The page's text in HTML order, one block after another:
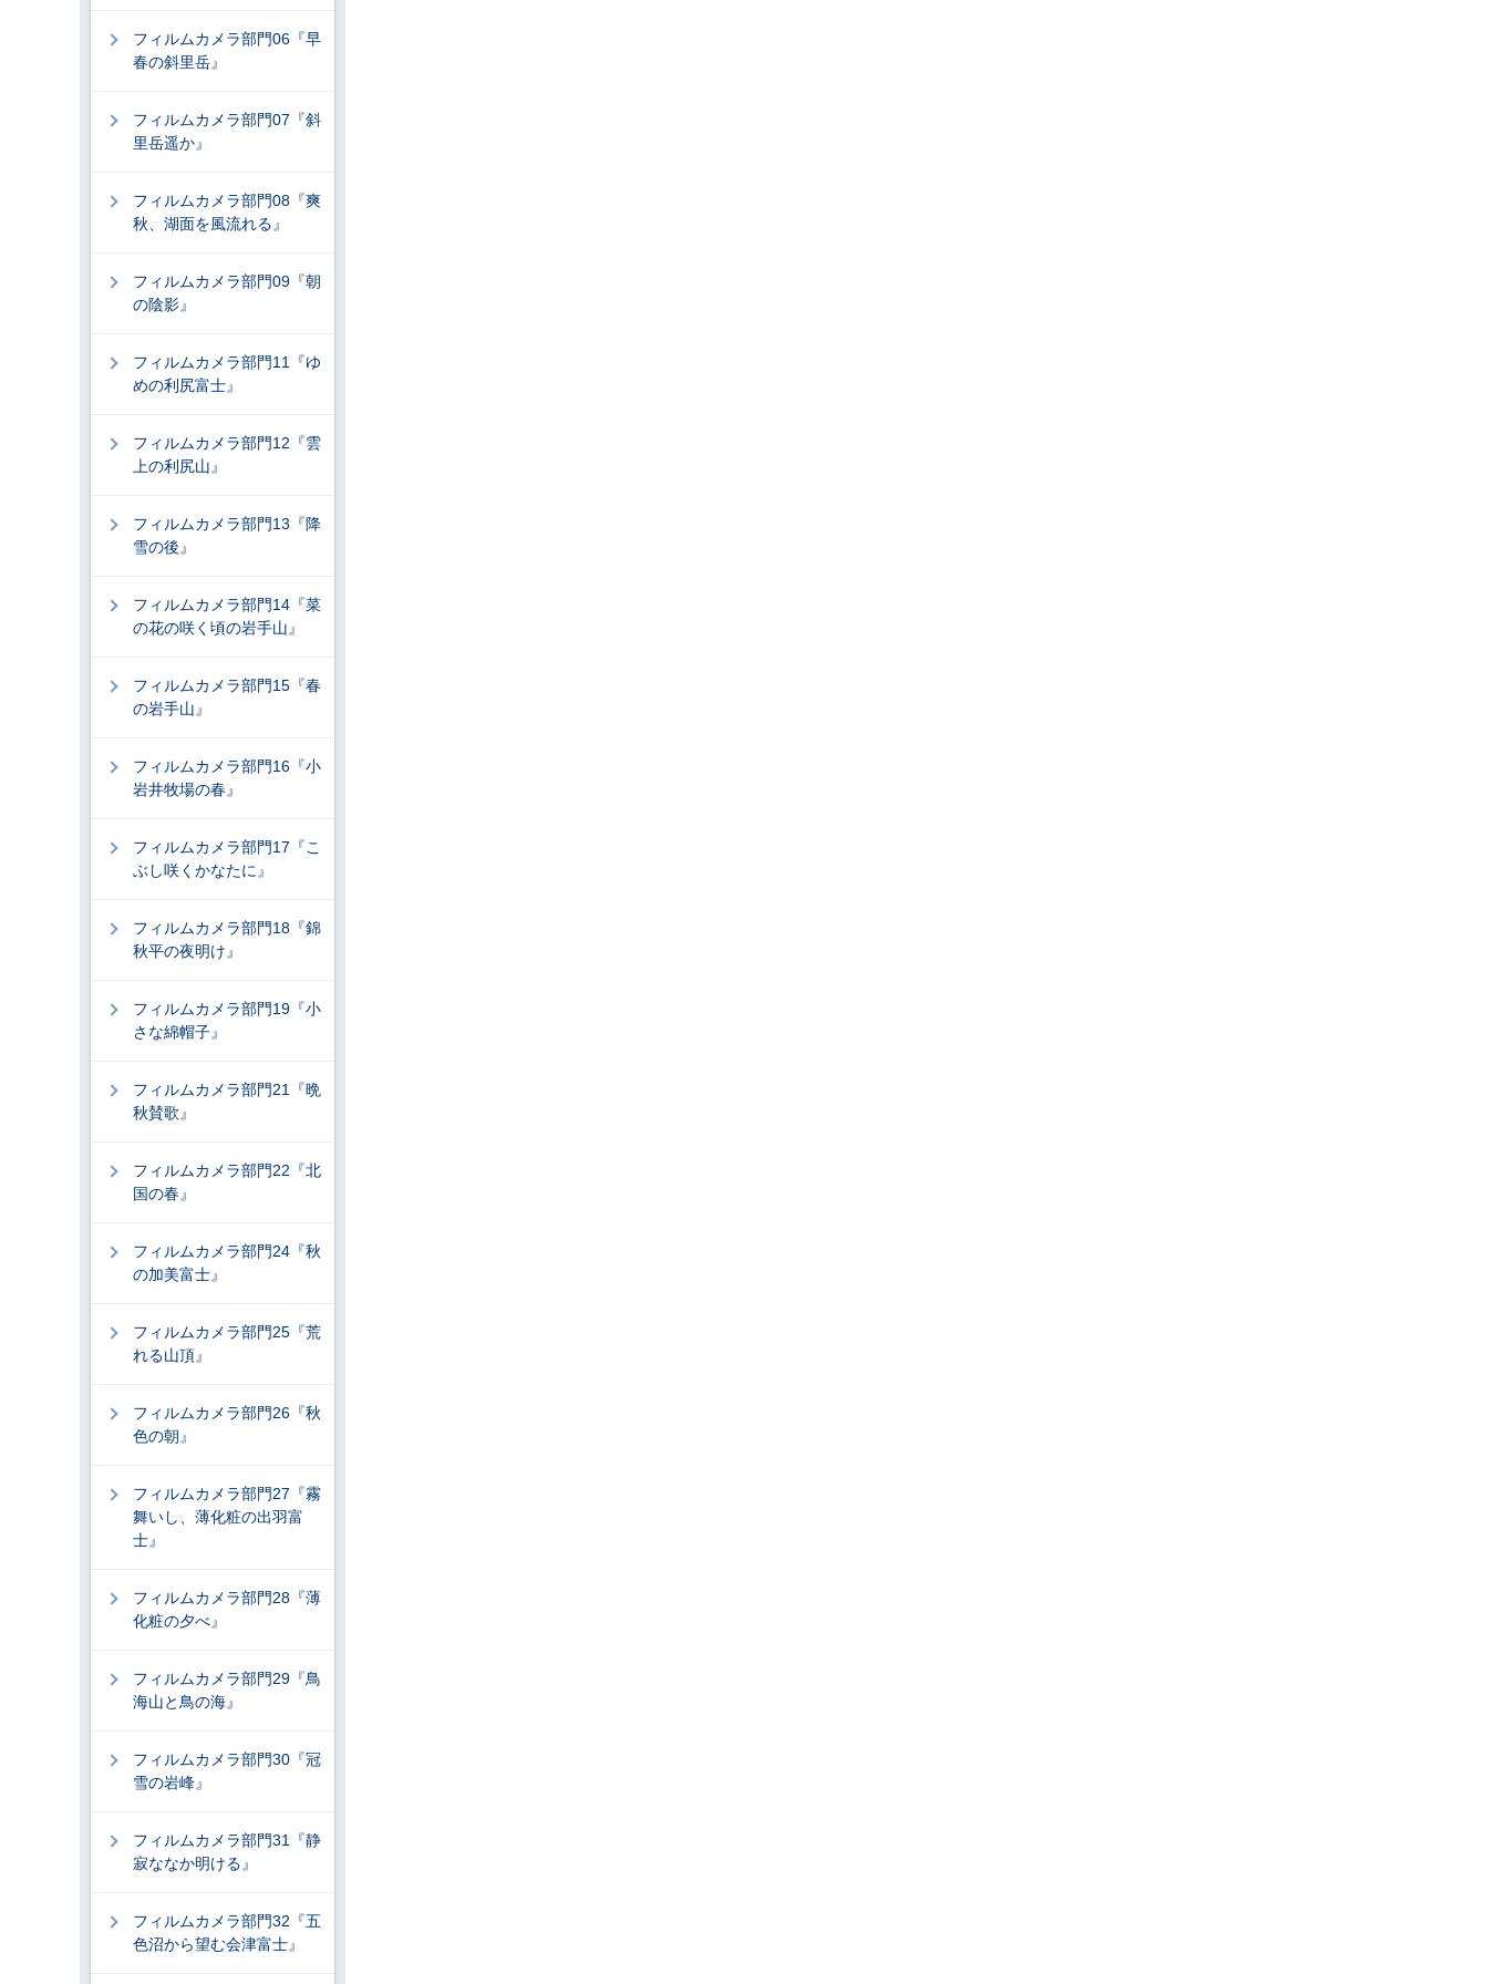
フィルムカメラ部門06『早
春の斜里岳』
フィルムカメラ部門07『斜
里岳遥か』
フィルムカメラ部門08『爽
秋、湖面を風流れる』
フィルムカメラ部門09『朝
の陰影』
フィルムカメラ部門11『ゆ
めの利尻富士』
フィルムカメラ部門12『雲
上の利尻山』
フィルムカメラ部門13『降
雪の後』
フィルムカメラ部門14『菜
の花の咲く頃の岩手山』
フィルムカメラ部門15『春
の岩手山』
フィルムカメラ部門16『小
岩井牧場の春』
フィルムカメラ部門17『こ
ぶし咲くかなたに』
フィルムカメラ部門18『錦
秋平の夜明け』
フィルムカメラ部門19『小
さな綿帽子』
フィルムカメラ部門21『晩
秋賛歌』
フィルムカメラ部門22『北
国の春』
フィルムカメラ部門24『秋
の加美富士』
フィルムカメラ部門25『荒
れる山頂』
フィルムカメラ部門26『秋
色の朝』
フィルムカメラ部門27『霧
舞いし、薄化粧の出羽富
士』
フィルムカメラ部門28『薄
化粧の夕べ』
フィルムカメラ部門29『鳥
海山と鳥の海』
フィルムカメラ部門30『冠
雪の岩峰』
フィルムカメラ部門31『静
寂ななか明ける』
フィルムカメラ部門32『五
色沼から望む会津富士』